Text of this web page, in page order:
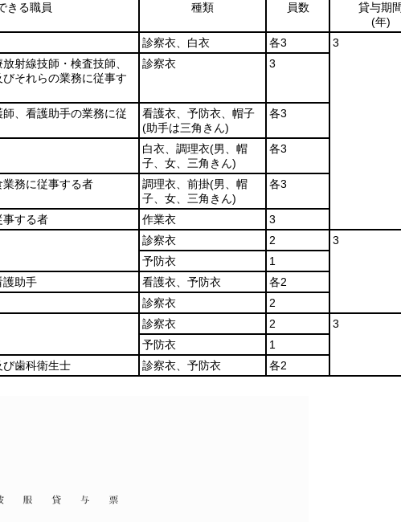
きる職員
種類 員数
貸与期間
(年)
診察衣、白衣 各3
3
射線技師・検査技師、
それらの業務に従事す
診察衣 3
師、看護助手の業務に従
看護衣、予防衣、帽子
(助手は三角きん)
各3
白衣、調理衣(男、帽
子、女、三角きん)
各3
務に従事する者 調理衣、前掛(男、帽
子、女、三角きん)
各3
事する者 作業衣
3
診察衣 2
3
予防衣
1
護助手
看護衣、予防衣
各2
診察衣
2
診察衣 2
3
予防衣
1
歯科衛生士
診察衣、予防衣
各2